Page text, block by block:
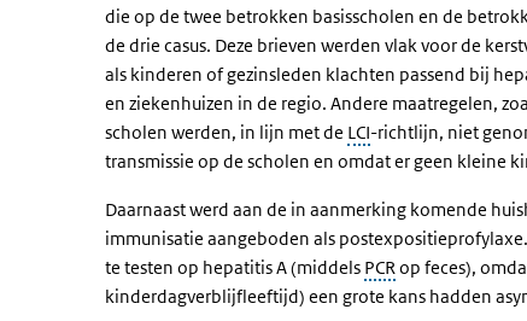
die op de twee betrokken basisscholen en de
de drie casus. Deze brieven werden vlak voor de
als kinderen of gezinsleden klachten passend bij
en ziekenhuizen in de regio. Andere maatregelen,
scholen werden, in lijn met de LCI-richtlijn, niet
transmissie op de scholen en omdat er geen kleine
Daarnaast werd aan de in aanmerking komende
immunisatie aangeboden als
te testen op hepatitis A (middels PCR op feces),
kinderdagverblijfleeftijd) een grote kans hadden